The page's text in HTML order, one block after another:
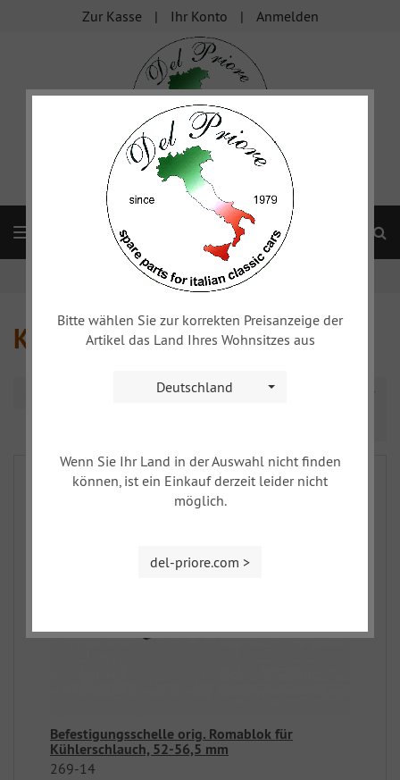
Zur Kasse Ihr Konto Anmelden
Alfa 102 2000/106 2600 Kühlsystem
Kühlsystem
Befestigungsschelle orig. Romablok für
Kühlerschlauch, 52-56,5 mm
269-14
Bitte wählen Sie zur korrekten Preisanzeige der
Artikel das Land Ihres Wohnsitzes aus
Deutschland
Wenn Sie Ihr Land in der Auswahl nicht finden
können, ist ein Einkauf derzeit leider nicht
möglich.
del-priore.com >